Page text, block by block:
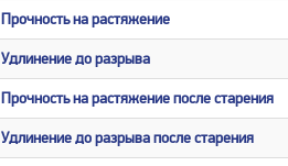
Прочность на растяжение
Удлинение до разрыва
Прочность на растяжение после старения
Удлинение до разрыва после старения